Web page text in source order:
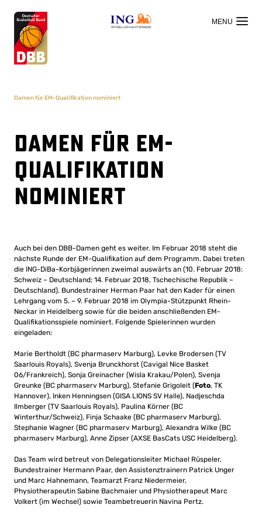
OFFIZIELLER HAUPTSPONSOR
Damen für EM-Qualifikation nominiert
Damen für EM-
Qualifikation
nominiert
Auch bei den DBB-Damen geht es weiter. Im Februar 2018 steht die
nächste Runde der EM-Qualifikation auf dem Programm. Dabei treten
die ING-DiBa-Korbjägerinnen zweimal auswärts an (10. Februar 2018:
Schweiz – Deutschland; 14. Februar 2018, Tschechische Republik –
Deutschland). Bundestrainer Herman Paar hat den Kader für einen
Lehrgang vom 5. – 9. Februar 2018 im Olympia-Stützpunkt Rhein-
Neckar in Heidelberg sowie für die beiden anschließenden EM-
Qualifikationsspiele nominiert. Folgende Spielerinnen wurden
eingeladen:
Marie Bertholdt (BC pharmaserv Marburg), Levke Brodersen (TV
Saarlouis Royals), Svenja Brunckhorst (Cavigal Nice Basket
06/Frankreich), Sonja Greinacher (Wisla Krakau/Polen), Svenja
Greunke (BC pharmaserv Marburg), Stefanie Grigoleit (Foto, TK
Hannover), Inken Henningsen (GISA LIONS SV Halle), Nadjeschda
Ilmberger (TV Saarlouis Royals), Paulina Körner (BC
Winterthur/Schweiz), Finja Schaake (BC pharmaserv Marburg),
Stephanie Wagner (BC pharmaserv Marburg), Alexandra Wilke (BC
pharmaserv Marburg), Anne Zipser (AXSE BasCats USC Heidelberg).
Das Team wird betreut von Delegationsleiter Michael Rüspeler,
Bundestrainer Hermann Paar, den Assistenztrainern Patrick Unger
und Marc Hahnemann, Teamarzt Franz Niedermeier,
Physiotherapeutin Sabine Bachmaier und Physiotherapeut Marc
Volkert (im Wechsel) sowie Teambetreuerin Navina Pertz.